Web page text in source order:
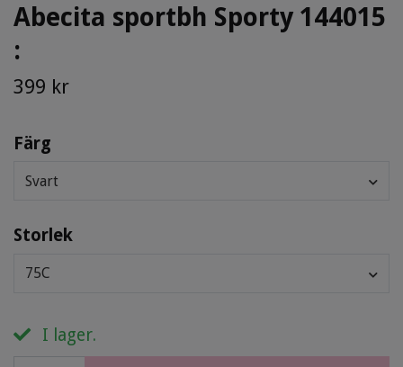
Abecita sportbh Sporty 144015
:
399 kr
Färg
Svart
Storlek
75C
I lager.